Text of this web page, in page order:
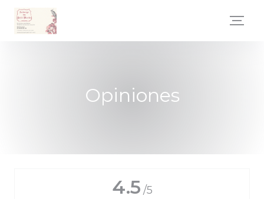
Personalización de sus opciones de cookies
Opiniones
4.5 /5